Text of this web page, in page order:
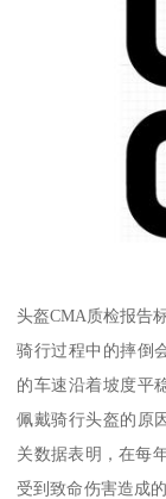
头盔CMA质检报告
骑行过程中的摔倒
的车速沿着坡度平
佩戴骑行头盔的原
关数据表明，在每
受到致命伤害造成